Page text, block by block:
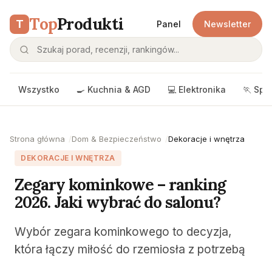
T TopProdukti Panel Newsletter
Wszystko 🍳 Kuchnia & AGD 💻 Elektronika 🏃
Strona główna Dom & Bezpieczeństwo Dekoracje i wnętrza
DEKORACJE I WNĘTRZA
Zegary kominkowe – ranking
2026. Jaki wybrać do salonu?
Wybór zegara kominkowego to decyzja,
która łączy miłość do rzemiosła z potrzebą